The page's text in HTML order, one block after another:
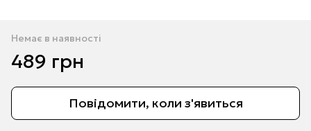
Немає в наявності
489 грн
Повідомити, коли з'явиться